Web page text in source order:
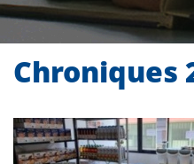
Chroniques